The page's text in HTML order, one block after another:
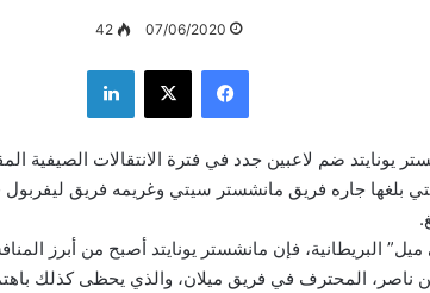
07/06/2020
42
فيسبوك ‫X لينكدإن
يونايتد ضم لاعبين جدد في فترة الانتقالات الصيفية
بلغها جاره فريق مانشستر سيتي وغريمه فريق
البريطانية، فإن مانشستر يونايتد أصبح من أبرز
ناصر، المحترف في فريق ميلان، والذي يحظى كذلك